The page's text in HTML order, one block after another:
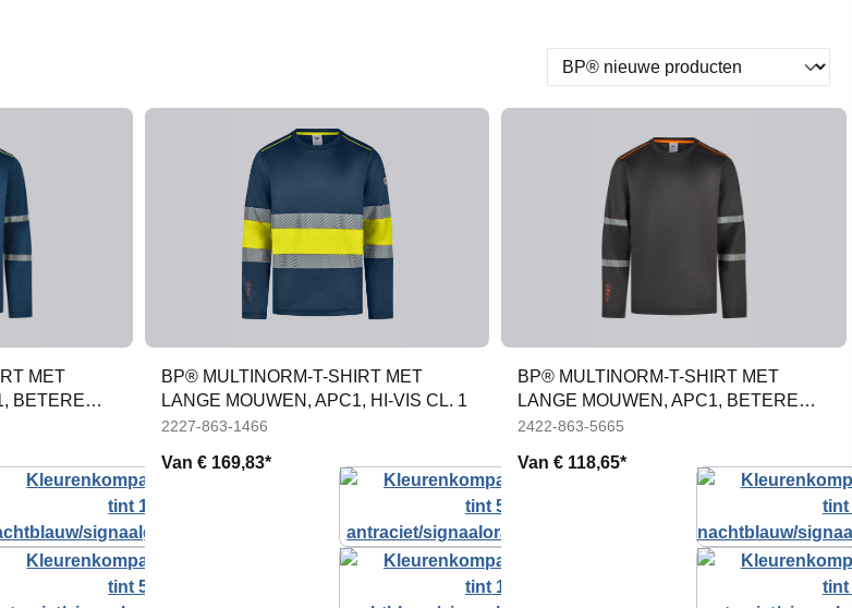
MET
BETERE
BP® MULTINORM-T-SHIRT MET
LANGE MOUWEN, APC1, HI-VIS CL. 1
2227-863-1466
Van € 169,83*
BP® MULTINORM-T-SHIRT MET
LANGE MOUWEN, APC1, BETERE
VISUALISATIE
2422-863-5665
Van€ 118,65*